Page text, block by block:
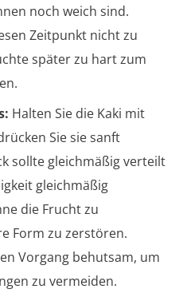
noch weich sind.
Zeitpunkt nicht zu
später zu hart zum
Halten Sie die Kaki mit
Sie sie sanft
sollte gleichmäßig verteilt
gleichmäßig
die Frucht zu
Form zu zerstören.
Vorgang behutsam, um
zu vermeiden.